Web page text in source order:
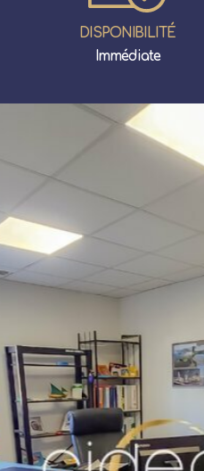
DISPONIBILITÉ
Immédiate